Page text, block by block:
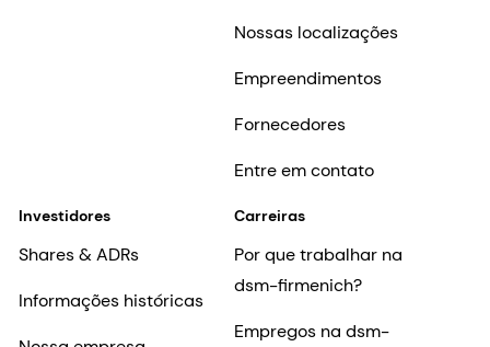
Nossas localizações
Empreendimentos
Fornecedores
Entre em contato
Investidores
Shares & ADRs
Informações históricas
Carreiras
Por que trabalhar na
dsm-firmenich?
Empregos na dsm-